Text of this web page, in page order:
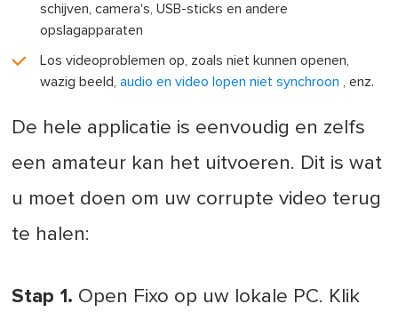
schijven, camera's, USB-sticks en andere
opslagapparaten
Los videoproblemen op, zoals niet kunnen openen,
wazig beeld,audio en video lopen niet synchroon , enz.
De hele applicatie is eenvoudig en zelfs
een amateur kan het uitvoeren. Dit is wat
u moet doen om uw corrupte video terug
te halen:
Stap 1. Open Fixo op uw lokale PC. Klik